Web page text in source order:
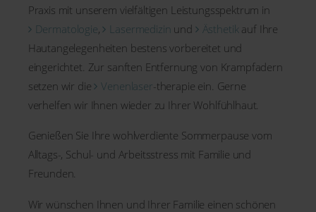
Praxis mit unserem vielfältigen Leistungsspektrum in
Dermatologie, Lasermedizin und Ästhetik auf Ihre
Hautangelegenheiten bestens vorbereitet und
eingerichtet. Zur sanften Entfernung von Krampfadern
setzen wir die Venenlaser-therapie ein. Gerne
verhelfen wir Ihnen wieder zu Ihrer Wohlfühlhaut.
Genießen Sie Ihre wohlverdiente Sommerpause vom
Alltags-, Schul- und Arbeitsstress mit Familie und
Freunden.
Wir wünschen Ihnen und Ihrer Familie einen schönen